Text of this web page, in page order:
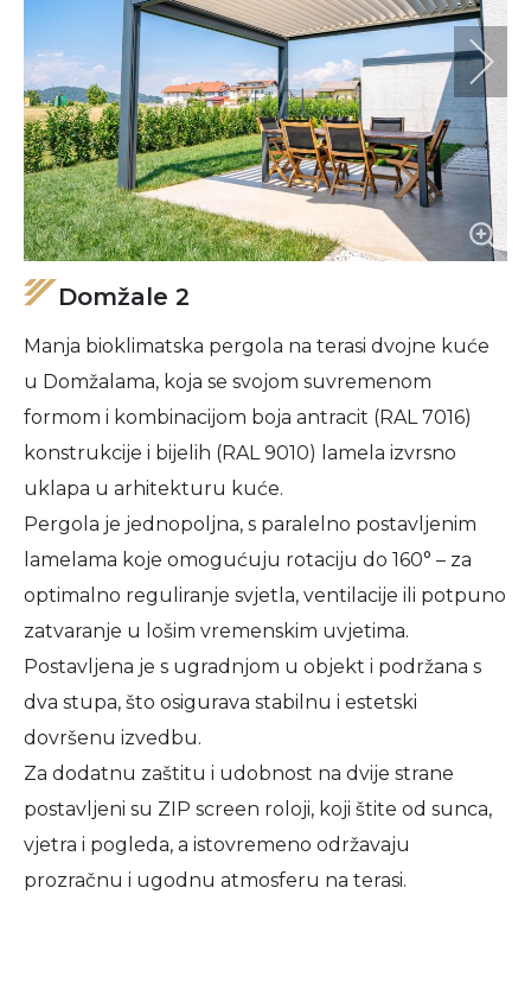
Domžale 2
Manja bioklimatska pergola na terasi dvojne kuće
u Domžalama, koja se svojom suvremenom
formom i kombinacijom boja antracit (RAL 7016)
konstrukcije i bijelih (RAL 9010) lamela izvrsno
uklapa u arhitekturu kuće.
Pergola je jednopoljna, s paralelno postavljenim
lamelama koje omogućuju rotaciju do 160° – za
optimalno reguliranje svjetla, ventilacije ili potpuno
zatvaranje u lošim vremenskim uvjetima.
Postavljena je s ugradnjom u objekt i podržana s
dva stupa, što osigurava stabilnu i estetski
dovršenu izvedbu.
Za dodatnu zaštitu i udobnost na dvije strane
postavljeni su ZIP screen roloji, koji štite od sunca,
vjetra i pogleda, a istovremeno održavaju
prozračnu i ugodnu atmosferu na terasi.